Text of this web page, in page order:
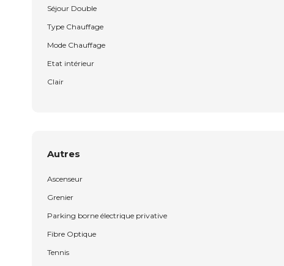
Séjour Double
Type Chauffage
Mode Chauffage
Etat intérieur
Clair
Autres
Ascenseur
Grenier
Parking borne électrique privative
Fibre Optique
Tennis